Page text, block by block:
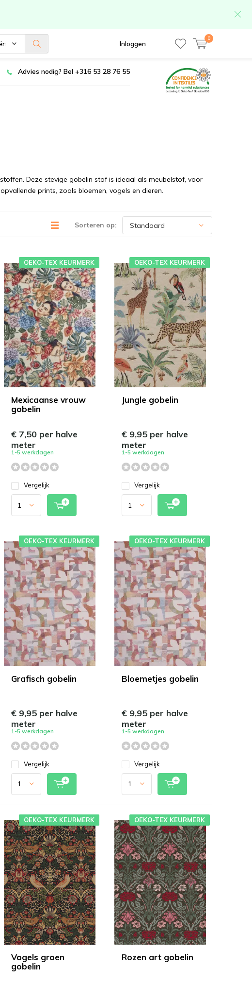
Inloggen
0
Advies nodig? Bel +316 53 28 76 55
Deze stevige gobelin stof is ideaal als meubelstof, voor
prints, zoals bloemen, vogels en dieren.
Sorteren op:
Mexicaanse vrouw
gobelin
OEKO-TEX KEURMERK
€ 7,50 per halve
meter
1-5 werkdagen
Vergelijk
Jungle gobelin
OEKO-TEX KEURMERK
€ 9,95 per halve
meter
1-5 werkdagen
Vergelijk
Grafisch gobelin
OEKO-TEX KEURMERK
€ 9,95 per halve
meter
1-5 werkdagen
Vergelijk
Bloemetjes gobelin
OEKO-TEX KEURMERK
€ 9,95 per halve
meter
1-5 werkdagen
Vergelijk
Vogels groen
gobelin
OEKO-TEX KEURMERK
Rozen art gobelin
OEKO-TEX KEURMERK